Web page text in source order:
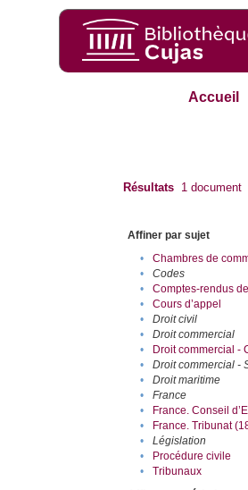
Accueil
Résultats 1 document
Affiner par sujet
•
Chambres de
•
Codes
•
Comptes-rendus
•
Cours d’appel
•
Droit civil
•
Droit commercial
•
Droit commercial -
•
Droit commercial -
•
Droit maritime
•
France
•
France. Conseil
•
France. Tribunat
•
Législation
•
Procédure civile
•
Tribunaux